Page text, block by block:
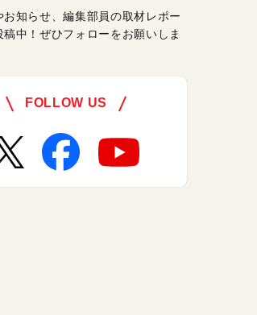
お知らせ、編集部員の取材レポー
稿中！ぜひフォローをお願いしま
FOLLOW US